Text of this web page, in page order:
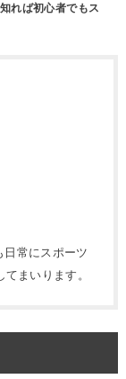
れば初心者でもス
常にスポーツ
まいります。